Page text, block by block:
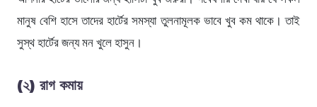
মানুষ বেশি হাসে তাদের হার্টের সমস্যা তুলনামূলক ভাবে খুব কম থাকে। তাই
সুস্থ হার্টের জন্য মন খুলে হাসুন।
(২) রাগ কমায়